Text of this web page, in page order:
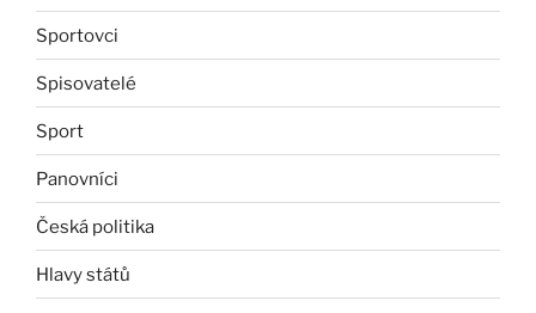
Sportovci
Spisovatelé
Sport
Panovníci
Česká politika
Hlavy států